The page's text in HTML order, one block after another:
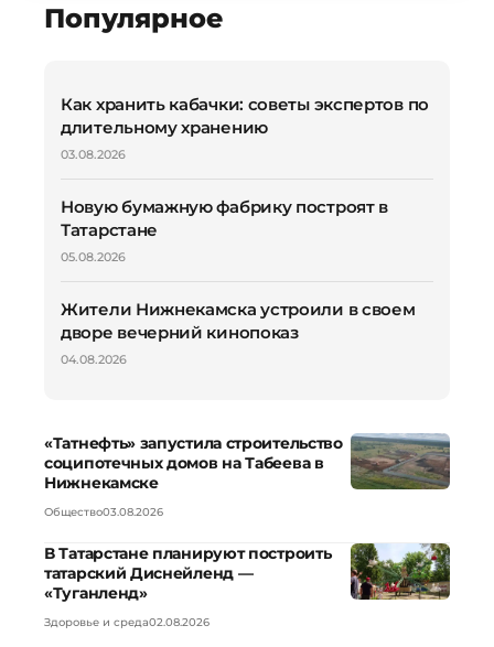
Популярное
Как хранить кабачки: советы экспертов по
длительному хранению
03.08.2026
Новую бумажную фабрику построят в
Татарстане
05.08.2026
Жители Нижнекамска устроили в своем
дворе вечерний кинопоказ
04.08.2026
«Татнефть» запустила строительство
соципотечных домов на Табеева в
Нижнекамске
Общество03.08.2026
В Татарстане планируют построить
татарский Диснейленд —
«Туганленд»
Здоровье и среда02.08.2026